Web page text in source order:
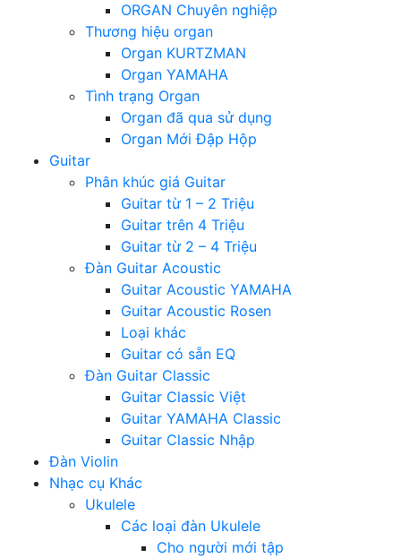
ORGAN Chuyên nghiệp
Thương hiệu organ
Organ KURTZMAN
Organ YAMAHA
Tình trạng Organ
Organ đã qua sử dụng
Organ Mới Đập Hộp
Guitar
Phân khúc giá Guitar
Guitar từ 1 – 2 Triệu
Guitar trên 4 Triệu
Guitar từ 2 – 4 Triệu
Đàn Guitar Acoustic
Guitar Acoustic YAMAHA
Guitar Acoustic Rosen
Loại khác
Guitar có sẵn EQ
Đàn Guitar Classic
Guitar Classic Việt
Guitar YAMAHA Classic
Guitar Classic Nhập
Đàn Violin
Nhạc cụ Khác
Ukulele
Các loại đàn Ukulele
Cho người mới tập